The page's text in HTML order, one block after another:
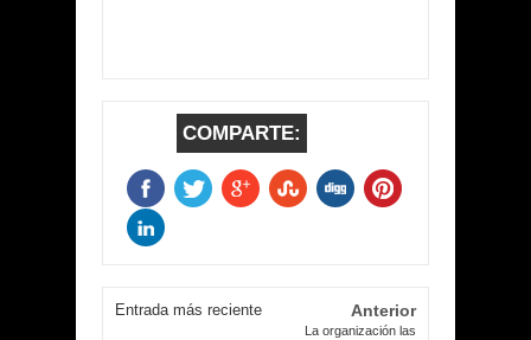
COMPARTE:
Entrada más reciente Anterior
La organización las